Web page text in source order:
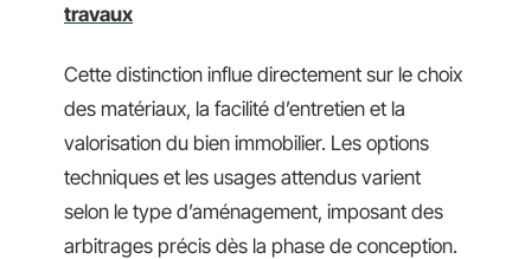
travaux
Cette distinction influe directement sur le choix
des matériaux, la facilité d’entretien et la
valorisation du bien immobilier. Les options
techniques et les usages attendus varient
selon le type d’aménagement, imposant des
arbitrages précis dès la phase de conception.